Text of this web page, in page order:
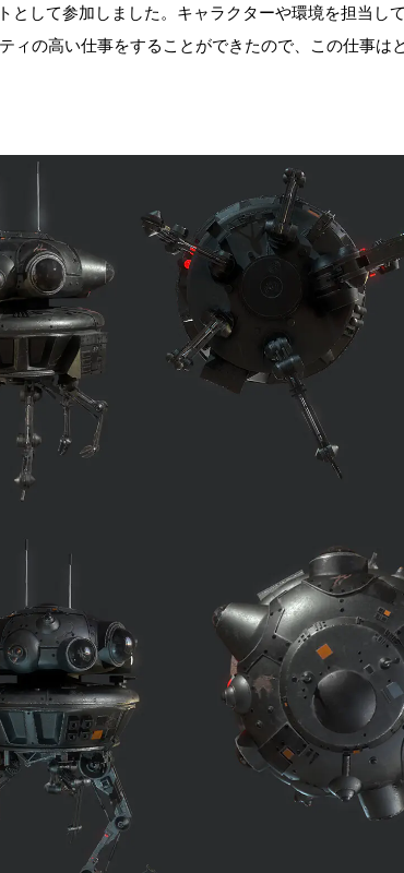
して参加しました。キャラクターや環境を担当し
の高い仕事をすることができたので、この仕事は